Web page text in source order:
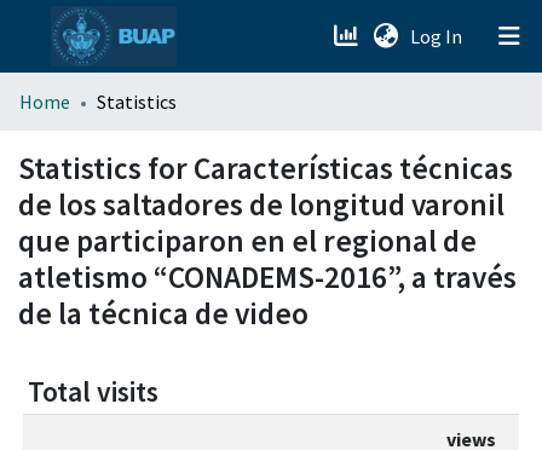
Log In (current)
menu.section.about_menu
All of DSpace
Home Statistics
Statistics for Características técnicas
de los saltadores de longitud varonil
que participaron en el regional de
atletismo “CONADEMS-2016”, a través
de la técnica de video
Total visits
views